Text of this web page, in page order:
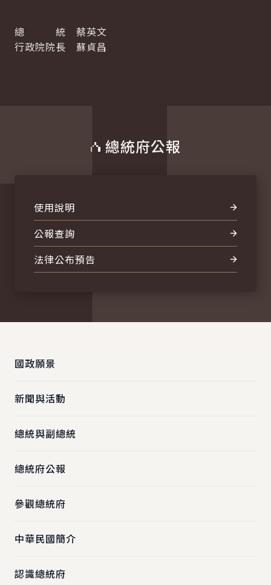
總 統 蔡英文
行政院院長 蘇貞昌
總統府公報
使用說明
公報查詢
法律公布預告
國政願景
新聞與活動
總統與副總統
總統府公報
參觀總統府
中華民國簡介
認識總統府